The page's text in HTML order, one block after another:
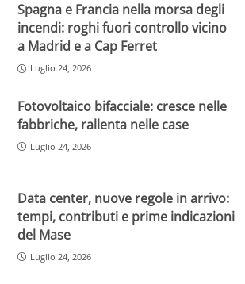
Spagna e Francia nella morsa degli
incendi: roghi fuori controllo vicino
a Madrid e a Cap Ferret
Luglio 24, 2026
Fotovoltaico bifacciale: cresce nelle
fabbriche, rallenta nelle case
Luglio 24, 2026
Data center, nuove regole in arrivo:
tempi, contributi e prime indicazioni
del Mase
Luglio 24, 2026